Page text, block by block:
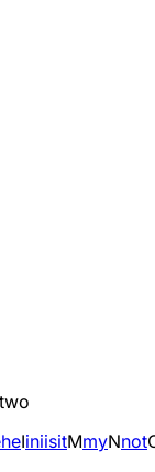
heIiniisitMmyNnot